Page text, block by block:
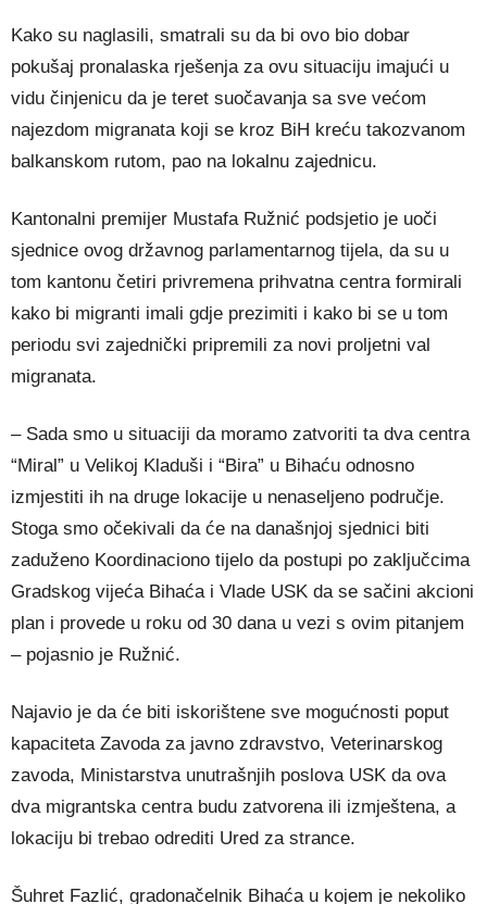
Kako su naglasili, smatrali su da bi ovo bio dobar
pokušaj pronalaska rješenja za ovu situaciju imajući u
vidu činjenicu da je teret suočavanja sa sve većom
najezdom migranata koji se kroz BiH kreću takozvanom
balkanskom rutom, pao na lokalnu zajednicu.
Kantonalni premijer Mustafa Ružnić podsjetio je uoči
sjednice ovog državnog parlamentarnog tijela, da su u
tom kantonu četiri privremena prihvatna centra formirali
kako bi migranti imali gdje prezimiti i kako bi se u tom
periodu svi zajednički pripremili za novi proljetni val
migranata.
– Sada smo u situaciji da moramo zatvoriti ta dva centra
“Miral” u Velikoj Kladuši i “Bira” u Bihaću odnosno
izmjestiti ih na druge lokacije u nenaseljeno područje.
Stoga smo očekivali da će na današnjoj sjednici biti
zaduženo Koordinaciono tijelo da postupi po zaključcima
Gradskog vijeća Bihaća i Vlade USK da se sačini akcioni
plan i provede u roku od 30 dana u vezi s ovim pitanjem
– pojasnio je Ružnić.
Najavio je da će biti iskorištene sve mogućnosti poput
kapaciteta Zavoda za javno zdravstvo, Veterinarskog
zavoda, Ministarstva unutrašnjih poslova USK da ova
dva migrantska centra budu zatvorena ili izmještena, a
lokaciju bi trebao odrediti Ured za strance.
Šuhret Fazlić, gradonačelnik Bihaća u kojem je nekoliko